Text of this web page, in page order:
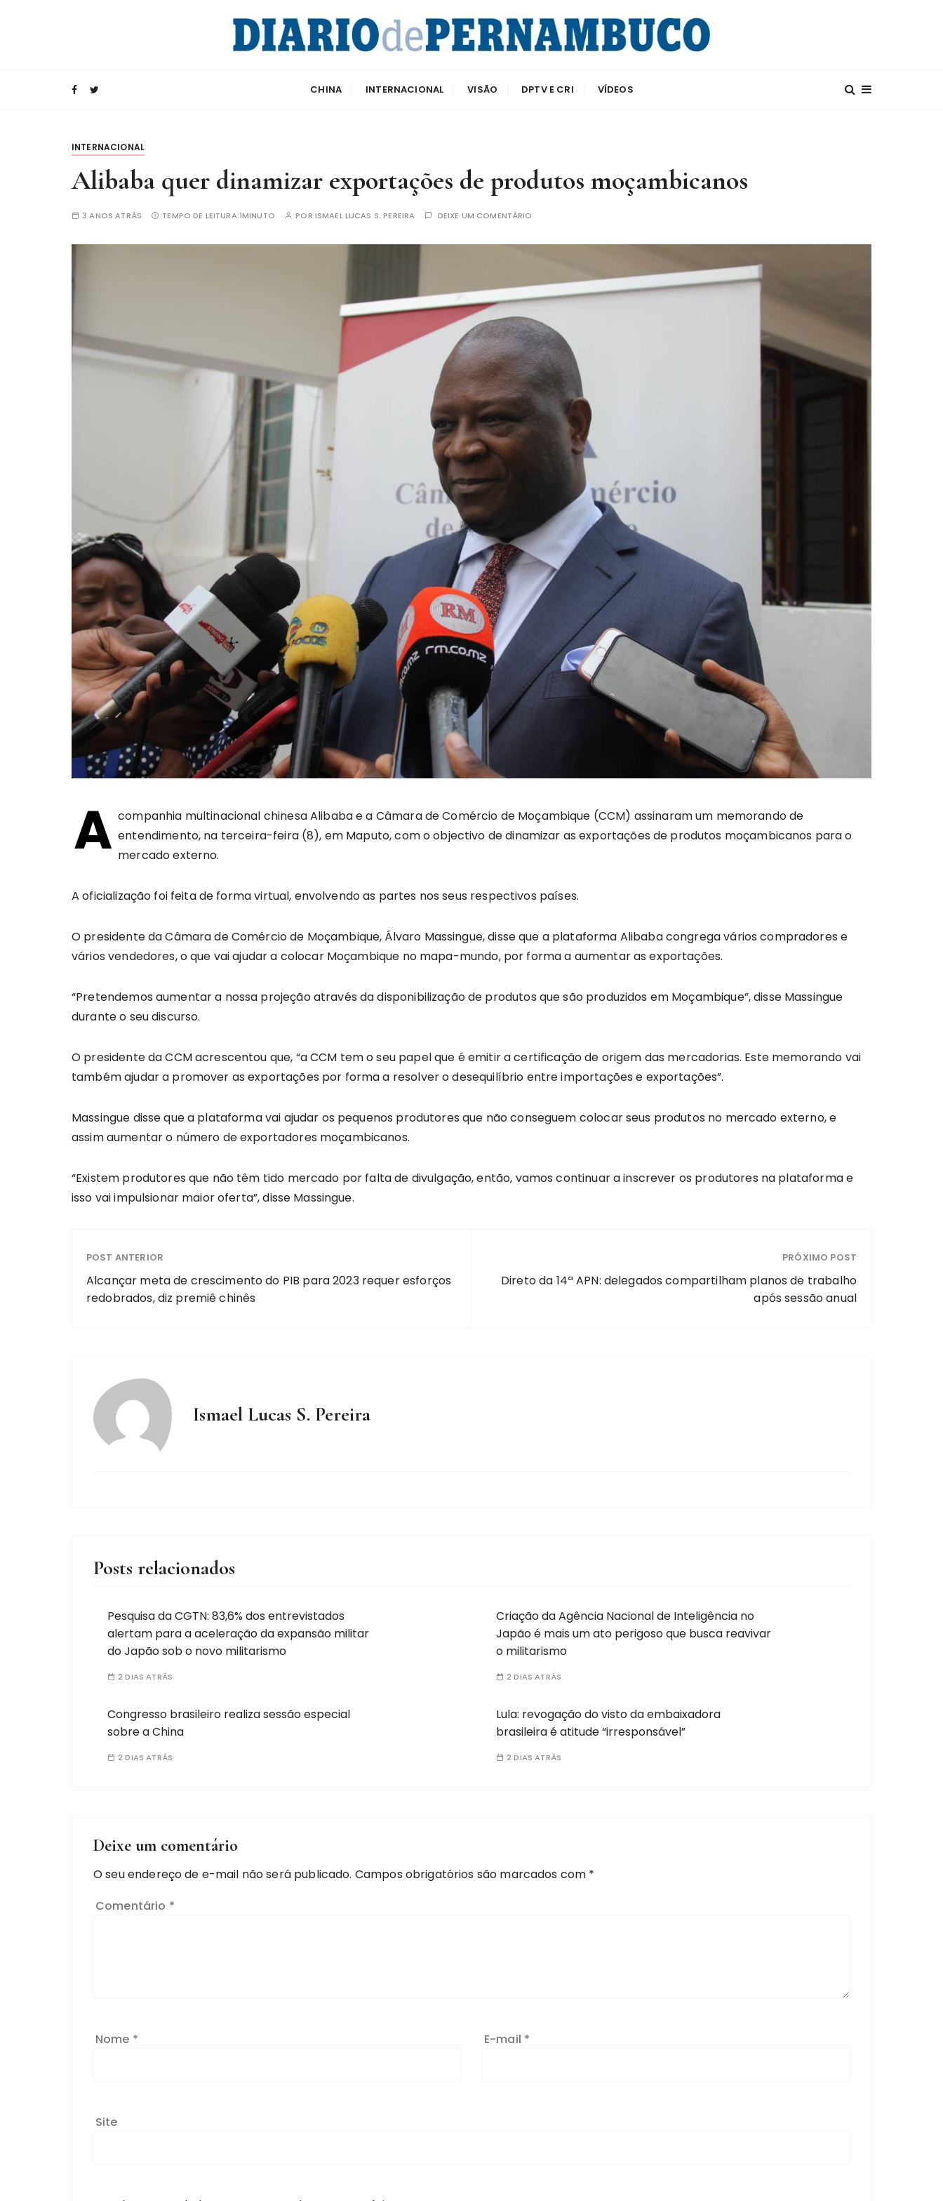
CRI e Diario de Pernambuco
CHINA INTERNACIONAL VISÃO DPTV E CRI VÍDEOS
INTERNACIONAL
Alibaba quer dinamizar exportações de produtos moçambicanos
3 ANOS ATRÁS TEMPO DE LEITURA:1MINUTO POR ISMAEL LUCAS S. PEREIRA DEIXE UM COMENTÁRIO
A companhia multinacional chinesa Alibaba e a Câmara de Comércio de Moçambique (CCM) assinaram um memorando de
entendimento, na terceira-feira (8), em Maputo, com o objectivo de dinamizar as exportações de produtos moçambicanos para o
mercado externo.
A oficialização foi feita de forma virtual, envolvendo as partes nos seus respectivos países.
O presidente da Câmara de Comércio de Moçambique, Álvaro Massingue, disse que a plataforma Alibaba congrega vários compradores e
vários vendedores, o que vai ajudar a colocar Moçambique no mapa-mundo, por forma a aumentar as exportações.
“Pretendemos aumentar a nossa projeção através da disponibilização de produtos que são produzidos em Moçambique”, disse Massingue
durante o seu discurso.
O presidente da CCM acrescentou que, “a CCM tem o seu papel que é emitir a certificação de origem das mercadorias. Este memorando vai
também ajudar a promover as exportações por forma a resolver o desequilíbrio entre importações e exportações”.
Massingue disse que a plataforma vai ajudar os pequenos produtores que não conseguem colocar seus produtos no mercado externo, e
assim aumentar o número de exportadores moçambicanos.
“Existem produtores que não têm tido mercado por falta de divulgação, então, vamos continuar a inscrever os produtores na plataforma e
isso vai impulsionar maior oferta”, disse Massingue.
POST ANTERIOR
Alcançar meta de crescimento do PIB para 2023 requer esforços
redobrados, diz premiê chinês
PRÓXIMO POST
Direto da 14ª APN: delegados compartilham planos de trabalho
após sessão anual
Ismael Lucas S. Pereira
Posts relacionados
Pesquisa da CGTN: 83,6% dos entrevistados
alertam para a aceleração da expansão militar
do Japão sob o novo militarismo
2 DIAS ATRÁS
Criação da Agência Nacional de Inteligência no
Japão é mais um ato perigoso que busca reavivar
o militarismo
2 DIAS ATRÁS
Congresso brasileiro realiza sessão especial
sobre a China
2 DIAS ATRÁS
Lula: revogação do visto da embaixadora
brasileira é atitude “irresponsável”
2 DIAS ATRÁS
Deixe um comentário
O seu endereço de e-mail não será publicado. Campos obrigatórios são marcados com *
Comentário *
Nome * E-mail *
Site